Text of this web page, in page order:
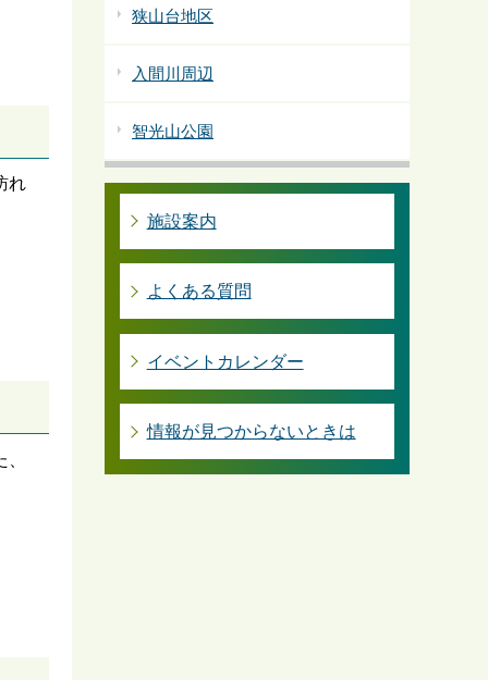
れ
狭山台地区
入間川周辺
智光山公園
施設案内
よくある質問
イベントカレンダー
情報が見つからないときは